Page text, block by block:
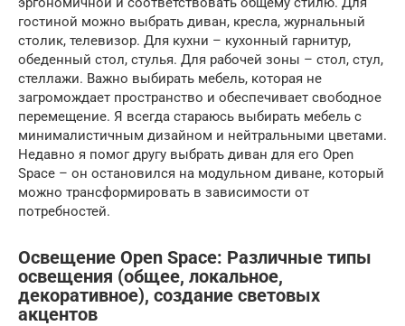
гостиной можно выбрать диван, кресла, журнальный
столик, телевизор. Для кухни – кухонный гарнитур,
обеденный стол, стулья. Для рабочей зоны – стол, стул,
стеллажи. Важно выбирать мебель, которая не
загромождает пространство и обеспечивает свободное
перемещение. Я всегда стараюсь выбирать мебель с
минималистичным дизайном и нейтральными цветами.
Недавно я помог другу выбрать диван для его Open
Space – он остановился на модульном диване, который
можно трансформировать в зависимости от
потребностей.
Освещение Open Space: Различные типы
освещения (общее, локальное,
декоративное), создание световых
акцентов